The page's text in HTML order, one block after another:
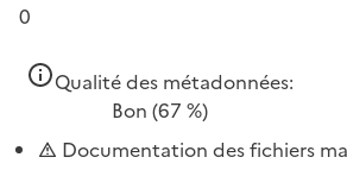
0
Qualité des métadonnées:
Bon (67 %)
Documentation des fichiers